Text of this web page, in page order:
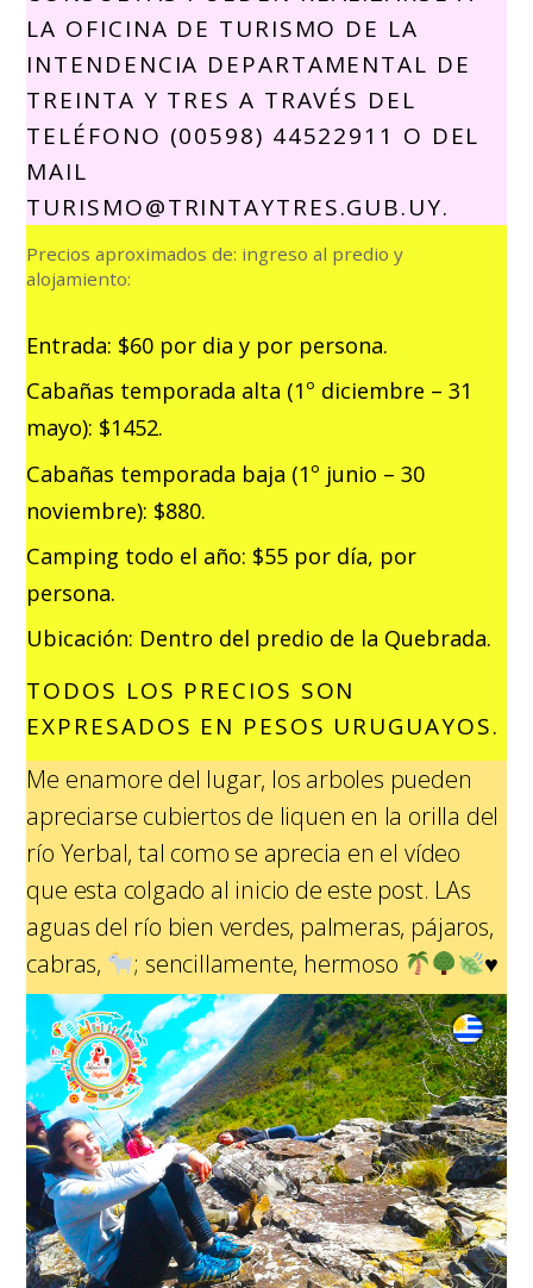
LA OFICINA DE TURISMO DE LA
INTENDENCIA DEPARTAMENTAL DE
TREINTA Y TRES A TRAVÉS DEL
TELÉFONO (00598) 44522911 O DEL
MAIL
TURISMO@TRINTAYTRES.GUB.UY.
Precios aproximados de: ingreso al predio y
alojamiento:
Entrada: $60 por dia y por persona.
Cabañas temporada alta (1º diciembre – 31
mayo): $1452.
Cabañas temporada baja (1º junio – 30
noviembre): $880.
Camping todo el año: $55 por día, por
persona.
Ubicación: Dentro del predio de la Quebrada.
TODOS LOS PRECIOS SON
EXPRESADOS EN PESOS URUGUAYOS.
Me enamore del lugar, los arboles pueden
apreciarse cubiertos de liquen en la orilla del
río Yerbal, tal como se aprecia en el vídeo
que esta colgado al inicio de este post. LAs
aguas del río bien verdes, palmeras, pájaros,
cabras,
; sencillamente, hermoso ♥️